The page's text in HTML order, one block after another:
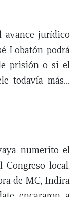
avance jurídico
Lobatón podrá
prisión o si el
todavía más…
numerito el
local,
de MC, Indira